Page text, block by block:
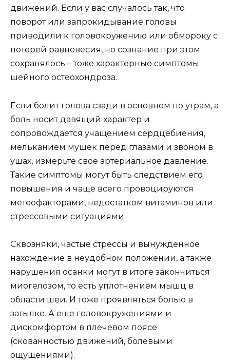
движений. Если у вас случалось так, что
поворот или запрокидывание головы
приводили к головокружению или обмороку с
потерей равновесия, но сознание при этом
сохранялось – тоже характерные симптомы
шейного остеохондроза.
Если болит голова сзади в основном по утрам, а
боль носит давящий характер и
сопровождается учащением сердцебиения,
мельканием мушек перед глазами и звоном в
ушах, измерьте свое артериальное давление.
Такие симптомы могут быть следствием его
повышения и чаще всего провоцируются
метеофакторами, недостатком витаминов или
стрессовыми ситуациями.
Сквозняки, частые стрессы и вынужденное
нахождение в неудобном положении, а также
нарушения осанки могут в итоге закончиться
миогелозом, то есть уплотнением мышц в
области шеи. И тоже проявляться болью в
затылке. А еще головокружениями и
дискомфортом в плечевом поясе
(скованностью движений, болевыми
ощущениями).